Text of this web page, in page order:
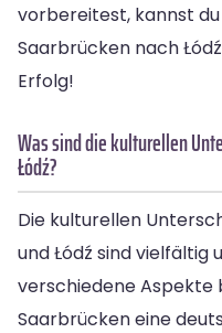
vorbereitest, kannst
Saarbrücken nach
Erfolg!
Was sind die kulturellen
Łódź?
Die kulturellen
und Łódź sind vielfältig
verschiedene Aspekte
Saarbrücken eine